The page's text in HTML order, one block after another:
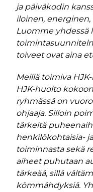
ja päiväkodin
iloinen,
Luomme yhdessä
toiveet ovat aina
Meillä toimiva
HJK-huolto
ryhmässä on
ohjaaja. Silloin
tärkeitä
henkilökohtaisia-
toiminnasta sekä
aiheet puhutaan
tärkeää, sillä
kömmähdyksiä.